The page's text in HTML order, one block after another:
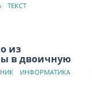
ТЕКСТ
из
в двоичную
ИНФОРМАТИКА